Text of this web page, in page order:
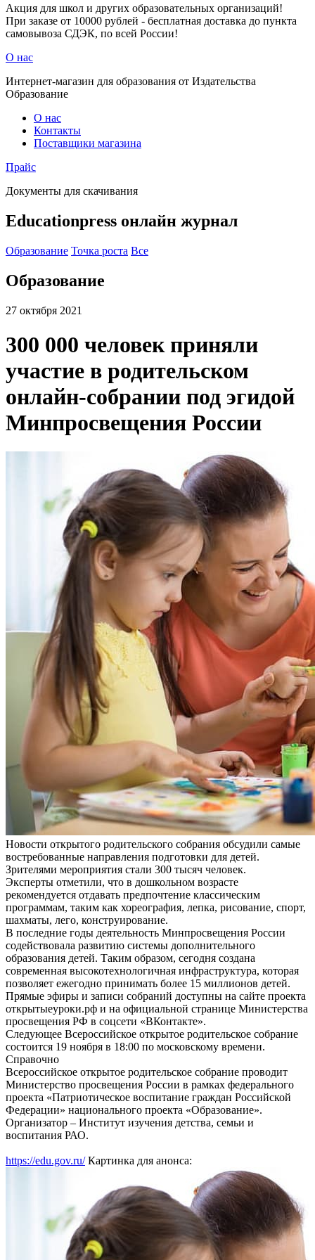
Акция для школ и других образовательных организаций!
При заказе от 10000 рублей - бесплатная доставка до пункта
самовывоза СДЭК, по всей России!
О нас
Интернет-магазин для образования от Издательства
Образование
О нас
Контакты
Поставщики магазина
Прайс
Документы для скачивания
Educationpress онлайн журнал
Образование Точка роста Все
Образование
27 октября 2021
300 000 человек приняли
участие в родительском
онлайн-собрании под эгидой
Минпросвещения России
Новости открытого родительского собрания обсудили самые
востребованные направления подготовки для детей.
Зрителями мероприятия стали 300 тысяч человек.
Эксперты отметили, что в дошкольном возрасте
рекомендуется отдавать предпочтение классическим
программам, таким как хореография, лепка, рисование, спорт,
шахматы, лего, конструирование.
В последние годы деятельность Минпросвещения России
содействовала развитию системы дополнительного
образования детей. Таким образом, сегодня создана
современная высокотехнологичная инфраструктура, которая
позволяет ежегодно принимать более 15 миллионов детей.
Прямые эфиры и записи собраний доступны на сайте проекта
открытыеуроки.рф и на официальной странице Министерства
просвещения РФ в соцсети «ВКонтакте».
Следующее Всероссийское открытое родительское собрание
состоится 19 ноября в 18:00 по московскому времени.
Справочно
Всероссийское открытое родительское собрание проводит
Министерство просвещения России в рамках федерального
проекта «Патриотическое воспитание граждан Российской
Федерации» национального проекта «Образование».
Организатор – Институт изучения детства, семьи и
воспитания РАО.
https://edu.gov.ru/Картинка для анонса: